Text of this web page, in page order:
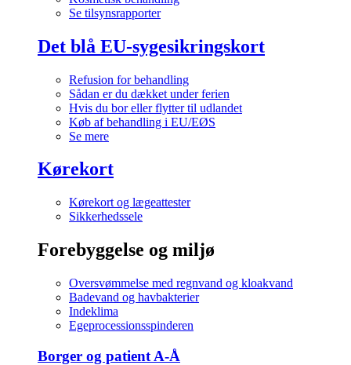
Se tilsynsrapporter
Det blå EU-sygesikringskort
Refusion for behandling
Sådan er du dækket under ferien
Hvis du bor eller flytter til udlandet
Køb af behandling i EU/EØS
Se mere
Kørekort
Kørekort og lægeattester
Sikkerhedssele
Forebyggelse og miljø
Oversvømmelse med regnvand og kloakvand
Badevand og havbakterier
Indeklima
Egeprocessionsspinderen
Borger og patient A-Å